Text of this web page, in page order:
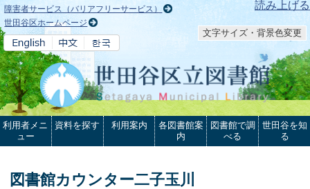
本文へ 読み上げる
障害者サービス（バリアフリーサービス）
世田谷区ホームページ
文字サイズ・背景色変更
利用者メニ
ュー
資料を探す 利用案内
各図書館案
内
図書館で調
べる
世田谷を知
る
図書館カウンター二子玉川